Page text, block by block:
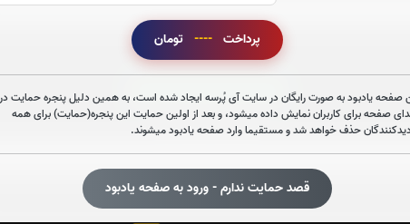
پرداخت ---- تومان
صفحه یادبود به صورت رایگان در سایت آی پُرسه ایجاد شده است، به همین دلیل پنجره حمایت در
صفحه برای کاربران نمایش داده میشود، و بعد از اولین حمایت این پنجره(حمایت) برای همه
حذف خواهد شد و مستقیما وارد صفحه یادبود میشوند.
قصد حمایت ندارم - ورود به صفحه یادبود
قرائت زیارت عاشورا را تقبل میکنم
صوت زیارت عاشورا - فانی